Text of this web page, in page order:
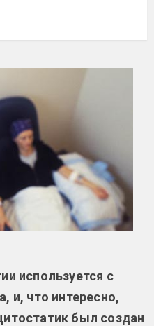
используется с
и, что интересно,
был создан